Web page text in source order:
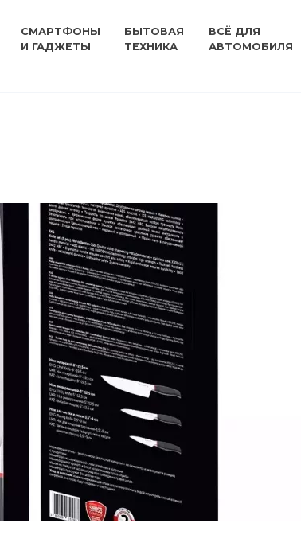
СМАРТФОНЫ
И ГАДЖЕТЫ
БЫТОВАЯ
ТЕХНИКА
ВСЁ ДЛЯ
АВТОМОБИЛЯ